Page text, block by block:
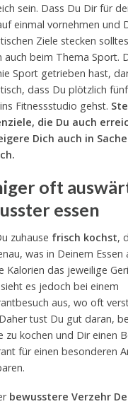
sein. Dass Du Dir für
einmal vornehmen und
Ziele stecken
auch beim Thema Sport.
Sport getrieben hast,
dass Du plötzlich
Fitnessstudio gehst.
die Du auch
Dich auch in
oft
essen
zuhause frisch kochst,
was in Deinem Essen
Kalorien das jeweilige
es jedoch bei einem
aus, wo oft
tust Du gut daran,
zu kochen und Dir einen
für einen besonderen
bewusstere Verzehr